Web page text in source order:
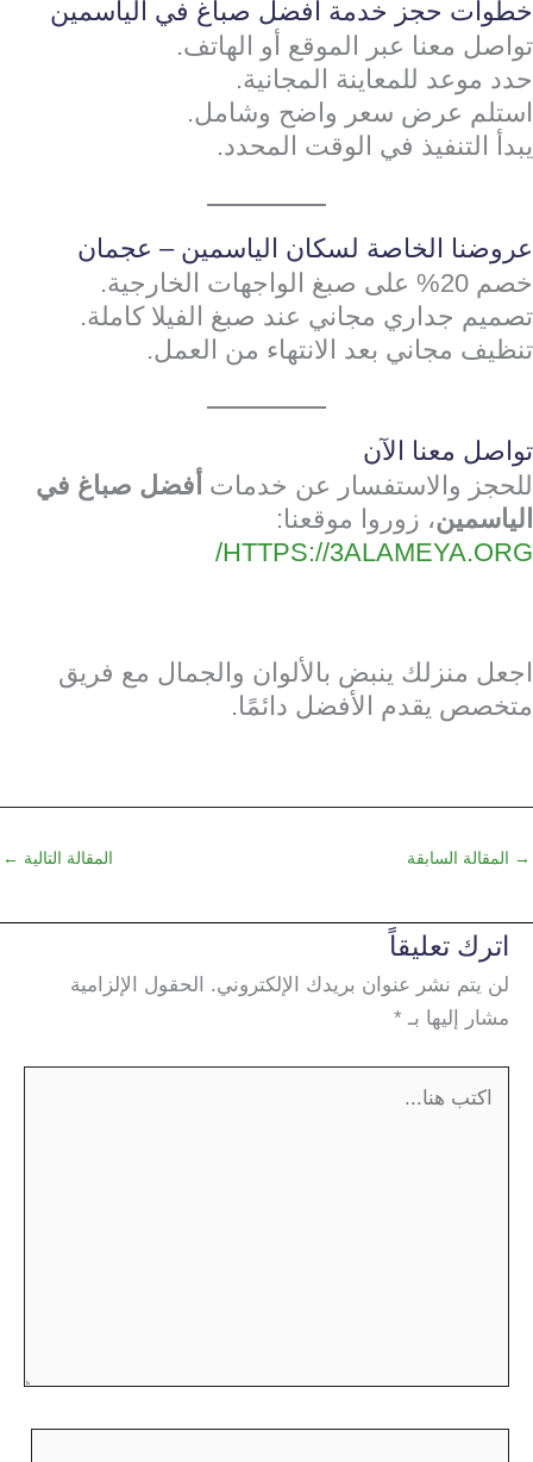
خطوات حجز خدمة أفضل صباغ في الياسمين
تواصل معنا عبر الموقع أو الهاتف.
حدد موعد للمعاينة المجانية.
استلم عرض سعر واضح وشامل.
يبدأ التنفيذ في الوقت المحدد.
عروضنا الخاصة لسكان الياسمين – عجمان
خصم 20% على صبغ الواجهات الخارجية.
تصميم جداري مجاني عند صبغ الفيلا كاملة.
تنظيف مجاني بعد الانتهاء من العمل.
تواصل معنا الآن
للحجز والاستفسار عن خدمات أفضل صباغ في
الياسمين، زوروا موقعنا:
HTTPS://3ALAMEYA.ORG/
اجعل منزلك ينبض بالألوان والجمال مع فريق
متخصص يقدم الأفضل دائمًا.
→ المقالة السابقة المقالة التالية ←
اترك تعليقاً
لن يتم نشر عنوان بريدك الإلكتروني.
الحقول الإلزامية
مشار إليها بـ *